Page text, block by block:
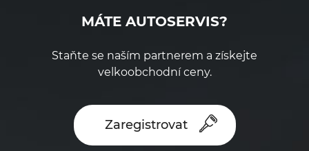
MÁTE AUTOSERVIS?
Staňte se naším partnerem a získejte
velkoobchodní ceny.
Zaregistrovat